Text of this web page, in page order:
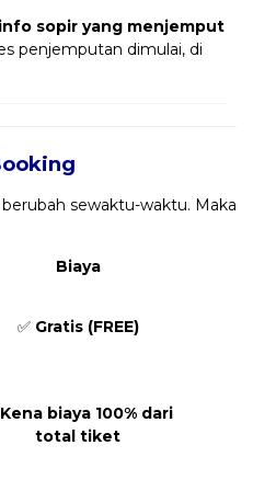
info sopir yang menjemput
penjemputan dimulai, di
sewaktu-waktu. Maka
Biaya
✅ Gratis (FREE)
Kena biaya 100% dari
total tiket